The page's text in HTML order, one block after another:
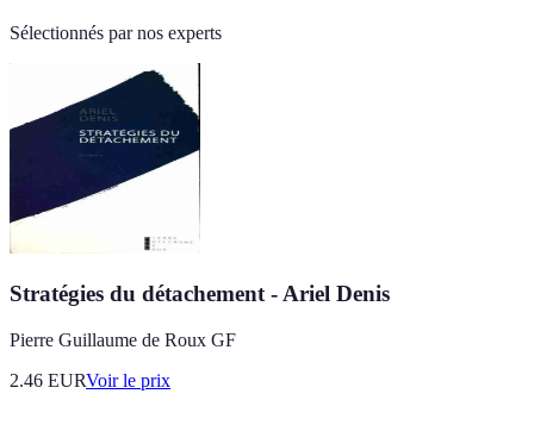
Sélectionnés par nos experts
Stratégies du détachement - Ariel Denis
Pierre Guillaume de Roux GF
2.46 EURVoir le prix